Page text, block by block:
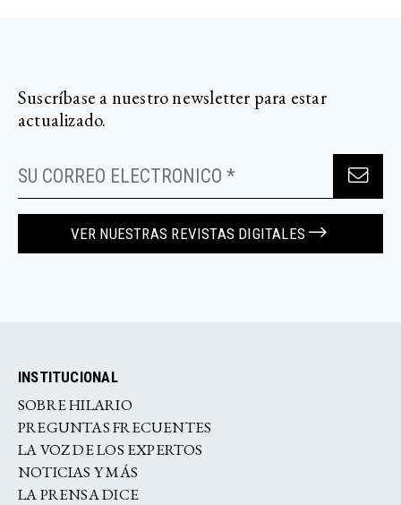
Suscríbase a nuestro newsletter para estar
actualizado.
VER NUESTRAS REVISTAS DIGITALES
INSTITUCIONAL
SOBRE HILARIO
PREGUNTAS FRECUENTES
LA VOZ DE LOS EXPERTOS
NOTICIAS Y MÁS
LA PRENSA DICE